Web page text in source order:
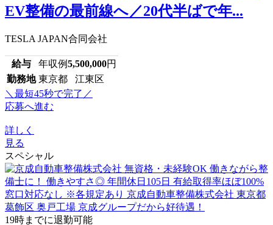
EV整備の最前線へ／20代半ばで年...
TESLA JAPAN合同会社
給与 年収例5,500,000円
勤務地 東京都 江東区
＼最短45秒で完了／
応募へ進む
詳しく
見る
スペシャル
19時までに退勤可能